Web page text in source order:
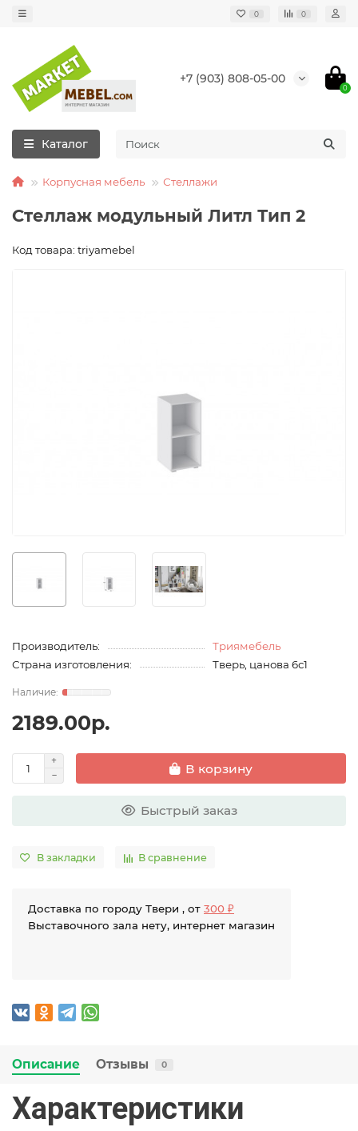
0 0
+7 (903) 808-05-00
0
Каталог
Корпусная мебель Стеллажи
Стеллаж модульный Литл Тип 2
Код товара: triyamebel
Производитель:
Триямебель
Страна изготовления:
Тверь, цанова 6с1
2189.00р.
В корзину
Быстрый заказ
В закладки В сравнение
Доставка по городу Твери , от 300 ₽
Выставочного зала нету, интернет магазин
Описание Отзывы 0
Характеристики